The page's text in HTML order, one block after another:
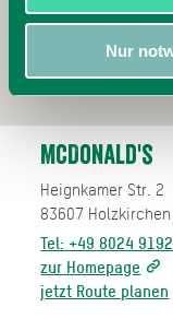
Nur
McDonald's
Heignkamer Str. 2
83607 Holzkirchen
Tel: +49 8024
zur Homepage
jetzt Route planen